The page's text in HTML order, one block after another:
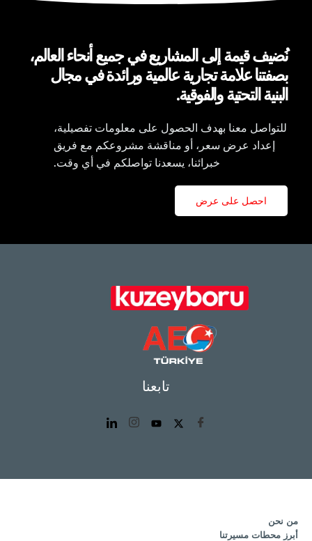
نُضيف قيمة إلى المشاريع في جميع أنحاء العالم،
بصفتنا علامة تجارية عالمية ورائدة في مجال
البنية التحتية والفوقية.
للتواصل معنا بهدف الحصول على معلومات تفصيلية،
إعداد عرض سعر، أو مناقشة مشروعكم مع فريق
خبرائنا، يسعدنا تواصلكم في أي وقت.
احصل على عرض
تابعنا
من نحن
أبرز محطات مسيرتنا